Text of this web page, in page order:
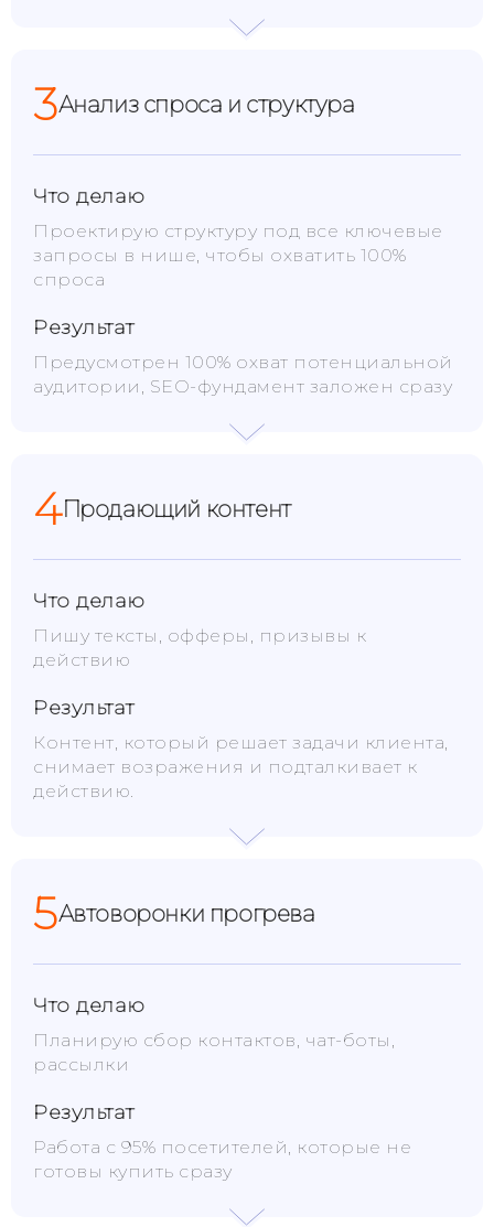
3Анализ спроса и структура
Что делаю
Проектирую структуру под все ключевые
запросы в нише, чтобы охватить 100%
спроса
Результат
Предусмотрен 100% охват потенциальной
аудитории, SEO-фундамент заложен сразу
4Продающий контент
Что делаю
Пишу тексты, офферы, призывы к
действию
Результат
Контент, который решает задачи клиента,
снимает возражения и подталкивает к
действию.
5Автоворонки прогрева
Что делаю
Планирую сбор контактов, чат-боты,
рассылки
Результат
Работа с 95% посетителей, которые не
готовы купить сразу